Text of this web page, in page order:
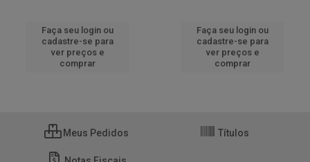
Faça seu login ou
cadastre-se para
ver preços e
comprar
Faça seu login ou
cadastre-se para
ver preços e
comprar
Meus Pedidos Títulos